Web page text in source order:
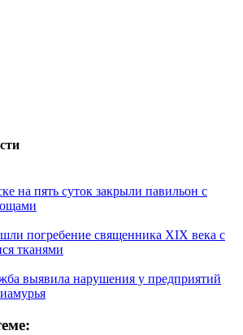
на пять суток закрыли павильон с
погребение священника XIX века с
тканями
выявила нарушения у предприятий